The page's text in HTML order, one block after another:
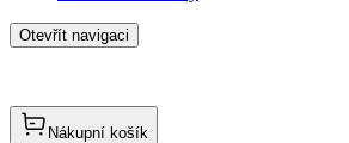
Otevřít navigaci
Nákupní košík